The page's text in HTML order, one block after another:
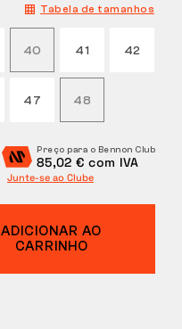
Tabela de tamanhos
40 41 42
47 48
Preço para o Bennon Club
85,02 € com IVA
Junte-se ao Clube
ADICIONAR AO
CARRINHO